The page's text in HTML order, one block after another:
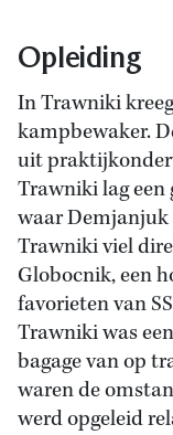
Opleiding
In Trawniki
kampbewaker.
uit
Trawniki lag een
waar Demjanjuk
Trawniki viel
Globocnik, een
favorieten van
Trawniki was
bagage van op
waren de
werd opgeleid